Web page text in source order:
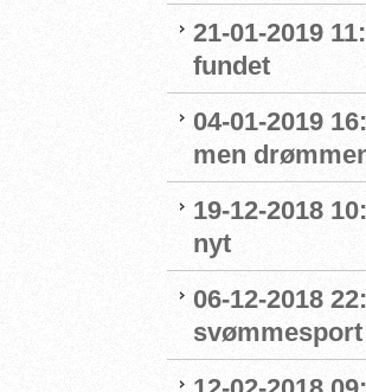
21-01-2019
fundet
04-01-2019
men
19-12-2018
nyt
06-12-2018
svømmesport